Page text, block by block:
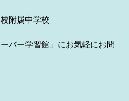
附属中学校
バー学習館」にお気軽にお問